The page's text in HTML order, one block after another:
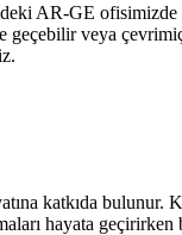
AR-GE ofisimizde
geçebilir veya
katkıda bulunur.
hayata geçirirken